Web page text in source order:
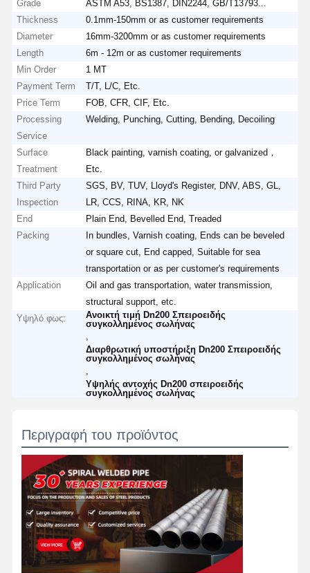
Grade
ASTM A53, BS1387, DIN2244, GB/T13793...
Thickness
0.1mm-150mm or as customer requirements
Diameter
16mm-3200mm or as customer requirements
Length
6m - 12m or as customer requirements
Min Order
1 MT
Payment Term
T/T, L/C, Etc.
Price Term
FOB, CFR, CIF, Etc.
Processing
Service
Welding, Punching, Cutting, Bending, Decoiling
Surface
Treatment
Black painting, varnish coating, or galvanized，
Etc.
Third Party
Inspection
SGS, BV, TUV, Lloyd's Register, DNV, ABS, GL,
LR, CCS, RINA, KR, NK
End
Plain End, Bevelled End, Treaded
Packing
In bundles, Varnish coating, Ends can be beveled
or square cut, End capped, Suitable for sea
transportation or as per customer's requirements
Application
Oil and gas transportation, water transmission,
structural support, etc.
Υψηλό φως:
Ανοικτή τιμή Dn200 Σπειροειδής
συγκολλημένος σωλήνας
Διαρθρωτική υποστήριξη Dn200 Σπειροειδής
συγκολλημένος σωλήνας
Υψηλής αντοχής Dn200 σπειροειδής
συγκολλημένος σωλήνας
Περιγραφή του προϊόντος